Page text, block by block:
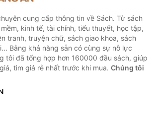
cung cấp thông tin về Sách. Từ sách
kinh tế, tài chính, tiểu thuyết, học tập,
tranh, truyện chữ, sách giao khoa, sách
Bằng khả năng sẵn có cùng sự nỗ lực
tôi đã tổng hợp hơn 160000 đầu sách, giúp
tìm giá rẻ nhất trước khi mua. Chúng tôi